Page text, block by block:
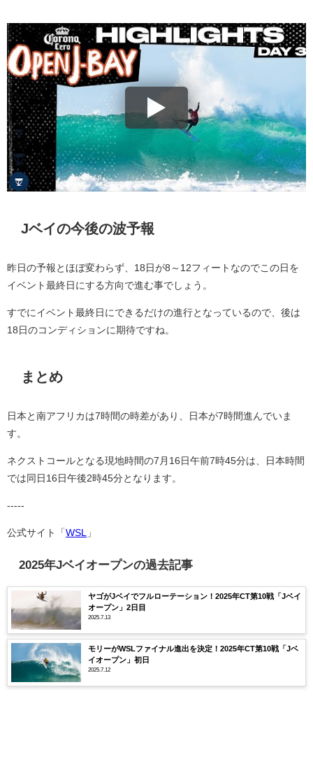
Jベイの今後の波予報
昨日の予報とほぼ変わらず、18日が8～12フィートなのでこの日を
イベント最終日にする方向で進む事でしょう。
すでにイベント最終日にできるだけの進行となっているので、後は
18日のコンディションに期待ですね。
まとめ
日本と南アフリカは7時間の時差があり、日本が7時間進んでいま
す。
ネクストコールとなる現地時間の7月16日午前7時45分は、日本時間
では同日16日午後2時45分となります。
-----
公式サイト「 WSL 」
2025年Jベイオープンの過去記事
ヤゴがJベイでフルローテーション！2025年CT第10戦「Jベイ
オープン」2日目
2025.7.13
モリーがWSLファイナル進出を決定！2025年CT第10戦「Jベ
イオープン」初日
2025.7.12